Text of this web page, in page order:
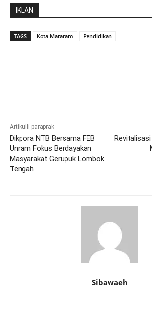
IKLAN
TAGS Kota Mataram Pendidikan
Artikulli paraprak
Dikpora NTB Bersama FEB
Unram Fokus Berdayakan
Masyarakat Gerupuk Lombok
Tengah
Sibawaeh